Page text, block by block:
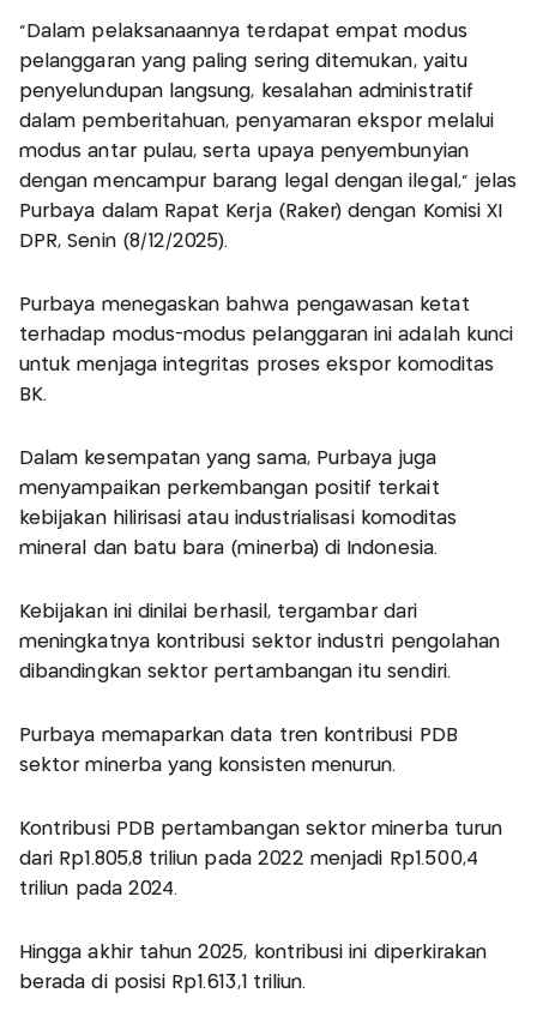
“Dalam pelaksanaannya terdapat empat modus
pelanggaran yang paling sering ditemukan, yaitu
penyelundupan langsung, kesalahan administratif
dalam pemberitahuan, penyamaran ekspor melalui
modus antar pulau, serta upaya penyembunyian
dengan mencampur barang legal dengan ilegal,” jelas
Purbaya dalam Rapat Kerja (Raker) dengan Komisi XI
DPR, Senin (8/12/2025).
Purbaya menegaskan bahwa pengawasan ketat
terhadap modus-modus pelanggaran ini adalah kunci
untuk menjaga integritas proses ekspor komoditas
BK.
Dalam kesempatan yang sama, Purbaya juga
menyampaikan perkembangan positif terkait
kebijakan hilirisasi atau industrialisasi komoditas
mineral dan batu bara (minerba) di Indonesia.
Kebijakan ini dinilai berhasil, tergambar dari
meningkatnya kontribusi sektor industri pengolahan
dibandingkan sektor pertambangan itu sendiri.
Purbaya memaparkan data tren kontribusi PDB
sektor minerba yang konsisten menurun.
Kontribusi PDB pertambangan sektor minerba turun
dari Rp1.805,8 triliun pada 2022 menjadi Rp1.500,4
triliun pada 2024.
Hingga akhir tahun 2025, kontribusi ini diperkirakan
berada di posisi Rp1.613,1 triliun.